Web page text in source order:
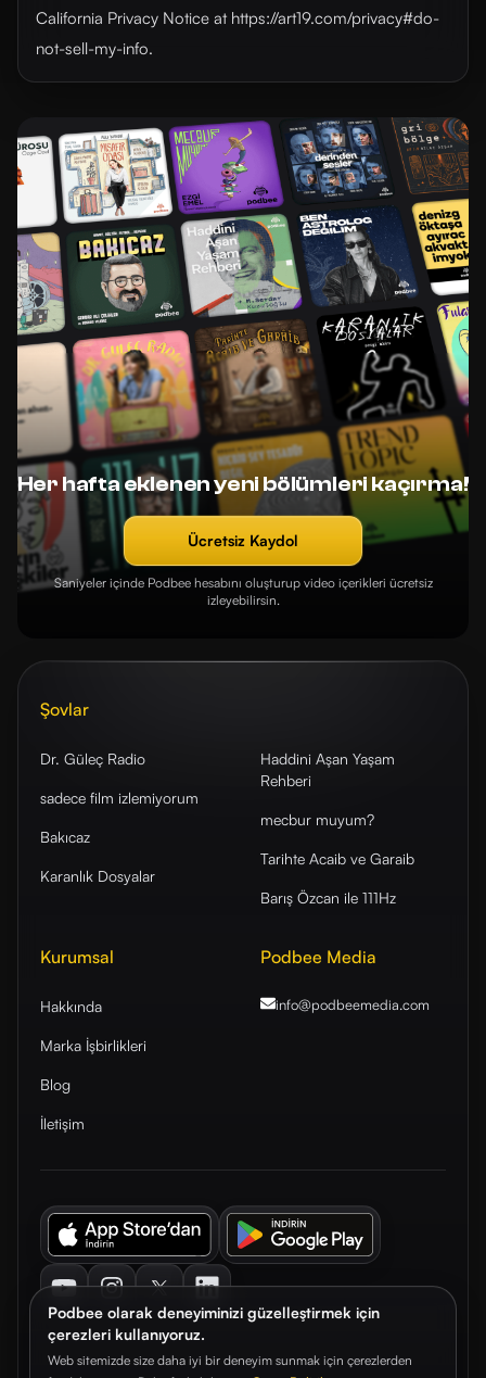
Podbee olarak deneyiminizi güzelleştirmek için
çerezleri kullanıyoruz.
Web sitemizde size daha iyi bir deneyim sunmak için çerezlerden
California Privacy Notice at https://art19.com/privacy#do-
not-sell-my-info.
Her hafta eklenen yeni bölümleri kaçırma!
Ücretsiz Kaydol
Saniyeler içinde Podbee hesabını oluşturup video içerikleri ücretsiz
izleyebilirsin.
Şovlar
Dr. Güleç Radio
sadece film izlemiyorum
Bakıcaz
Karanlık Dosyalar
Haddini Aşan Yaşam
Rehberi
mecbur muyum?
Tarihte Acaib ve Garaib
Barış Özcan ile 111Hz
Kurumsal
Hakkında
Marka İşbirlikleri
Blog
İletişim
Podbee Media
info@podbeemedia.com